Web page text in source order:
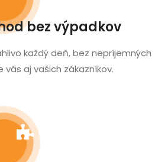
bez výpadkov
každý deň, bez nepríjemných
vás aj vašich zákazníkov.